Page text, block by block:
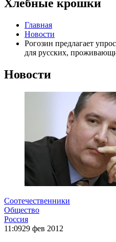
Хлебные крошки
Главная
Новости
Рогозин предлагает
для русских,
Новости
Соотечественники
Общество
Россия
11:0929 фев 2012